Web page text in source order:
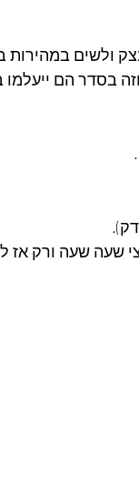
ולשים במהירות
בסדר הם ייעלמו
שעה שעה ורק אז